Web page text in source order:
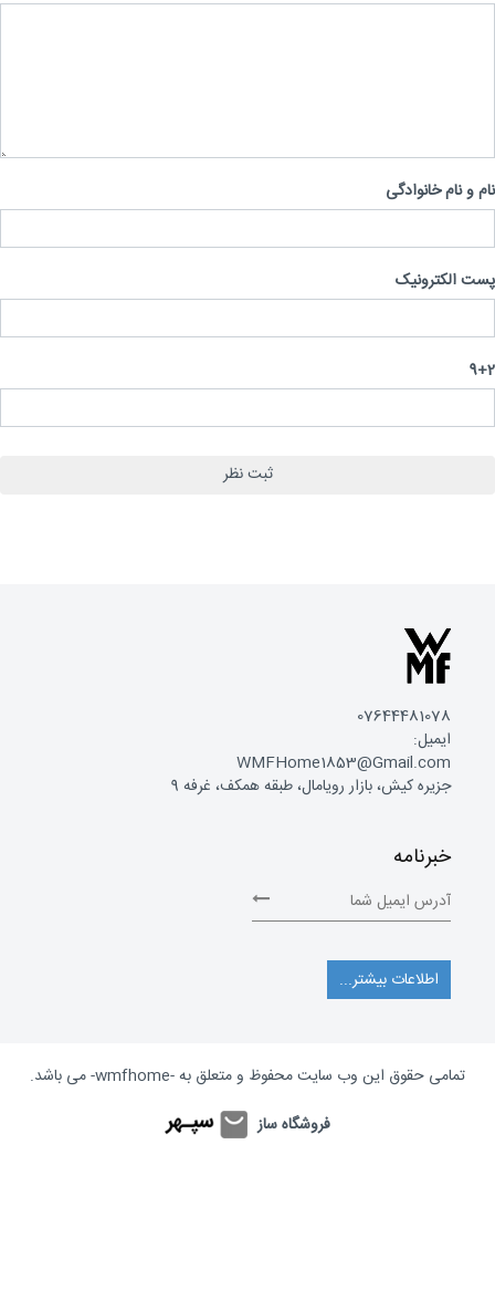
و نام خانوادگی
الکترونیک
07644481078
ایمیل:
WMFHome1853@Gmail.com
جزیره کیش، بازار رویامال، طبقه همکف، غرفه 9
خبرنامه
اطلاعات بیشتر...
تمامی حقوق این وب سایت محفوظ و متعلق به -wmfhome-
می باشد.
فروشگاه ساز